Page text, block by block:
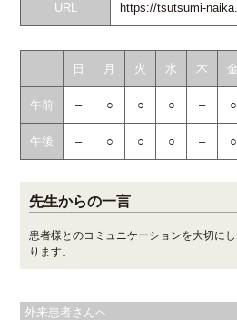
URL https://tsutsumi-
日 月 火 水 木 金
午前 – ○ ○ ○ – ○
午後 – ○ ○ ○ – ○
先生からの一言
患者様とのコミュニケーションを大切に
ります。
外来患者さんへ